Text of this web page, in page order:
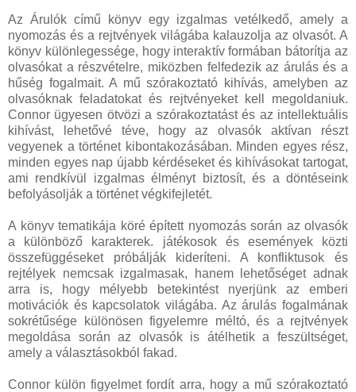
Az Árulók című könyv egy izgalmas vetélkedő, amely a
nyomozás és a rejtvények világába kalauzolja az olvasót. A
könyv különlegessége, hogy interaktív formában bátorítja az
olvasókat a részvételre, miközben felfedezik az árulás és a
hűség fogalmait. A mű szórakoztató kihívás, amelyben az
olvasóknak feladatokat és rejtvényeket kell megoldaniuk.
Connor ügyesen ötvözi a szórakoztatást és az intellektuális
kihívást, lehetővé téve, hogy az olvasók aktívan részt
vegyenek a történet kibontakozásában. Minden egyes rész,
minden egyes nap újabb kérdéseket és kihívásokat tartogat,
ami rendkívül izgalmas élményt biztosít, és a döntéseink
befolyásolják a történet végkifejletét.
A könyv tematikája köré épített nyomozás során az olvasók
a különböző karakterek. játékosok és események közti
összefüggéseket próbálják kideríteni. A konfliktusok és
rejtélyek nemcsak izgalmasak, hanem lehetőséget adnak
arra is, hogy mélyebb betekintést nyerjünk az emberi
motivációk és kapcsolatok világába. Az árulás fogalmának
sokrétűsége különösen figyelemre méltó, és a rejtvények
megoldása során az olvasók is átélhetik a feszültséget,
amely a választásokból fakad.
Connor külön figyelmet fordít arra, hogy a mű szórakoztató